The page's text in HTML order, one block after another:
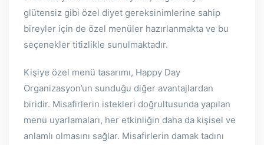
glütensiz gibi özel diyet gereksinimlerine sahip
bireyler için de özel menüler hazırlanmakta ve bu
seçenekler titizlikle sunulmaktadır.
Kişiye özel menü tasarımı, Happy Day
Organizasyon’un sunduğu diğer avantajlardan
biridir. Misafirlerin istekleri doğrultusunda yapılan
menü uyarlamaları, her etkinliğin daha da kişisel ve
anlamlı olmasını sağlar. Misafirlerin damak tadını